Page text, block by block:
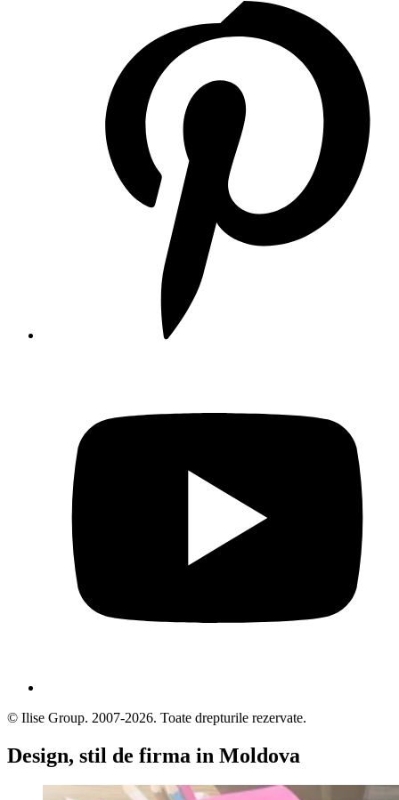
© Ilise Group. 2007-2026. Toate drepturile rezervate.
Design, stil de firma in Moldova